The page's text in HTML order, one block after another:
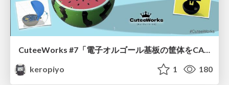
CuteeWorks #7「電子オルゴール基板の筐体をCADで設計しよう！」後編
keropiyo
1 180